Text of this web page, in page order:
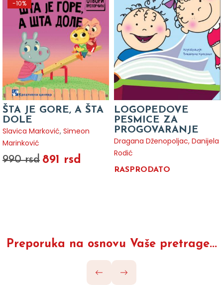
-10%
ŠTA JE GORE, A ŠTA
DOLE
Slavica Marković, Simeon
Marinković
990 rsd 891 rsd
LOGOPEDOVE
PESMICE ZA
PROGOVARANJE
Dragana Dženopoljac, Danijela
Rodić
RASPRODATO
Preporuka na osnovu Vaše pretrage...